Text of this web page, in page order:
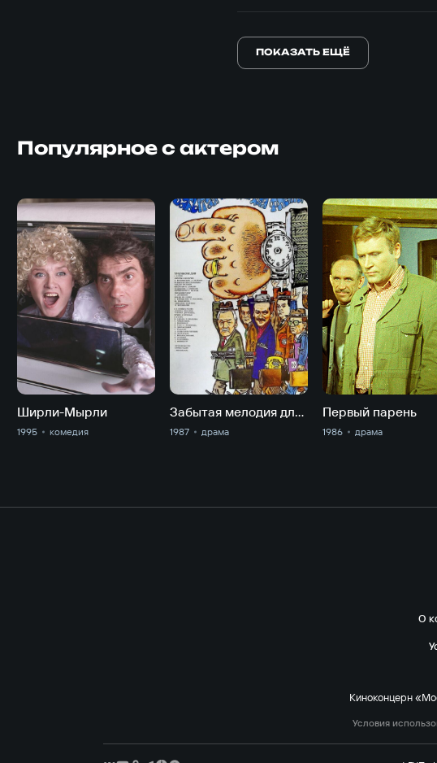
ПОКАЗАТЬ ЕЩЁ
Популярное с актером
Ширли-Мырли
1995 комедия
Забытая мелодия для флейты
1987 драма
Первый парень
1986 драма
О
Киноконцерн
Условия